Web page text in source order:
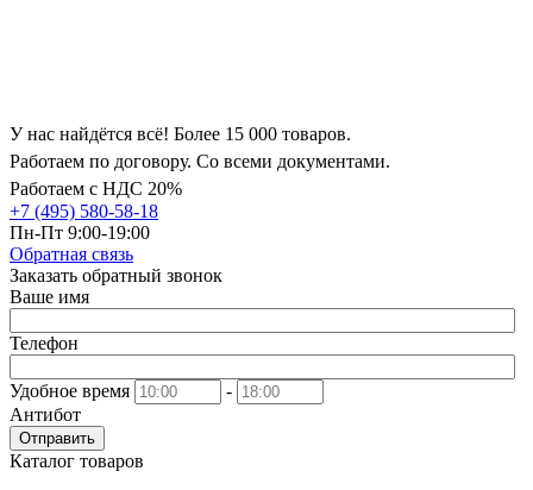
У нас найдётся всё! Более 15 000 товаров.
Работаем по договору. Со всеми документами.
Работаем с НДС 20%
+7 (495) 580-58-18
Пн-Пт 9:00-19:00
Обратная связь
Заказать обратный звонок
Ваше имя
Телефон
Удобное время
-
Антибот
Отправить
Каталог товаров